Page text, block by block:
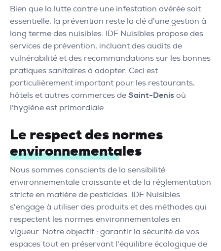
Bien que la lutte contre une infestation avérée soit
essentielle, la prévention reste la clé d'une gestion à
long terme des nuisibles. IDF Nuisibles propose des
services de prévention, incluant des audits de
vulnérabilité et des recommandations sur les bonnes
pratiques sanitaires à adopter. Ceci est
particulièrement important pour les restaurants,
hôtels et autres commerces de Saint-Denis où
l'hygiène est primordiale.
Le respect des normes
environnementales
Nous sommes conscients de la sensibilité
environnementale croissante et de la réglementation
stricte en matière de pesticides. IDF Nuisibles
s'engage à utiliser des produits et des méthodes qui
respectent les normes environnementales en
vigueur. Notre objectif : garantir la sécurité de vos
espaces tout en préservant l'équilibre écologique de